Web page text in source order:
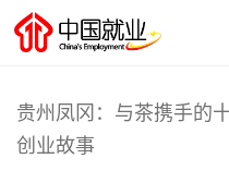
贵州凤冈：与茶携手的
创业故事